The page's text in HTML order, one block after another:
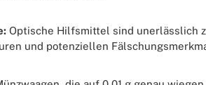
Optische Hilfsmittel sind unerlässlich
und potenziellen